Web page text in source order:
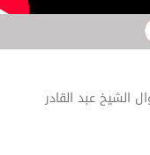
الشيخ عبد القادر